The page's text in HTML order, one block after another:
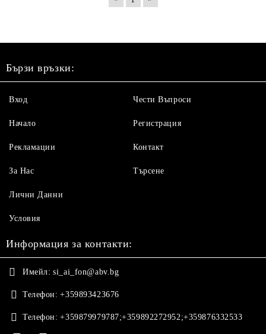
Бързи връзки:
Вход
Начало
Рекламации
За Нас
Чести Въпроси
Регистрация
Контакт
Търсене
Лични Данни
Условия
Информация за контакти:
Имейл: si_ai_fon@abv.bg
Телефон: +359893423676
Телефон: +359879979787;+359892272952;+359876332533